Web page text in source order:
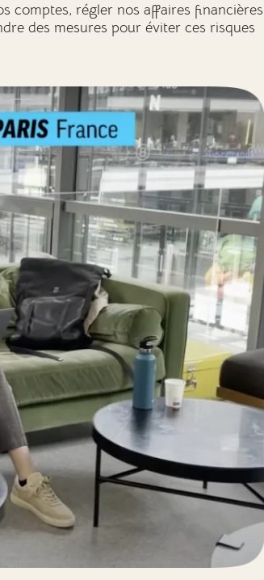
comptes, régler nos affaires financières
des mesures pour éviter ces risques